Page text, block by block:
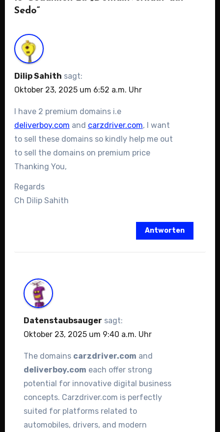
Sedo“
Dilip Sahith sagt:
Oktober 23, 2025 um 6:52 a.m. Uhr
I have 2 premium domains i.e
deliverboy.com and carzdriver.com, I want
to sell these domains so kindly help me out
to sell the domains on premium price
Thanking You,
Regards
Ch Dilip Sahith
Antworten
Datenstaubsauger sagt:
Oktober 23, 2025 um 9:40 a.m. Uhr
The domains carzdriver.com and
deliverboy.com each offer strong
potential for innovative digital business
concepts. Carzdriver.com is perfectly
suited for platforms related to
automobiles, drivers, and modern